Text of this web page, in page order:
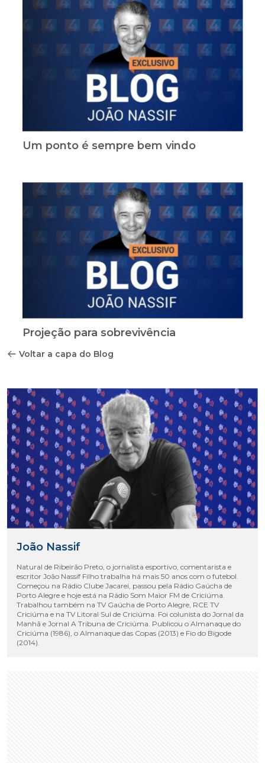
Um ponto é sempre bem vindo
Projeção para sobrevivência
Voltar a capa do Blog
João Nassif
Natural de Ribeirão Preto, o jornalista esportivo, comentarista e
escritor João Nassif Filho trabalha há mais 50 anos com o futebol.
Começou na Rádio Clube Jacareí, passou pela Rádio Gaúcha de
Porto Alegre e hoje está na Rádio Som Maior FM de Criciúma.
Trabalhou também na TV Gaúcha de Porto Alegre, RCE TV
Criciúma e na TV Litoral Sul de Criciúma. Foi colunista do Jornal da
Manhã e Jornal A Tribuna de Criciúma. Publicou o Almanaque do
Criciúma (1986), o Almanaque das Copas (2013) e Fio do Bigode
(2014).